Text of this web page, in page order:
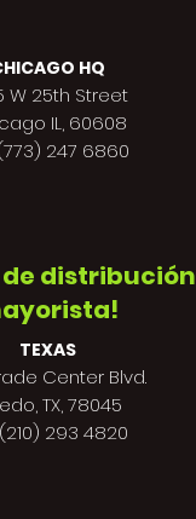
HQ
W 25th Street
IL, 60608
247 6860
de distribución
TEXAS
Center Blvd.
TX, 78045
293 4820